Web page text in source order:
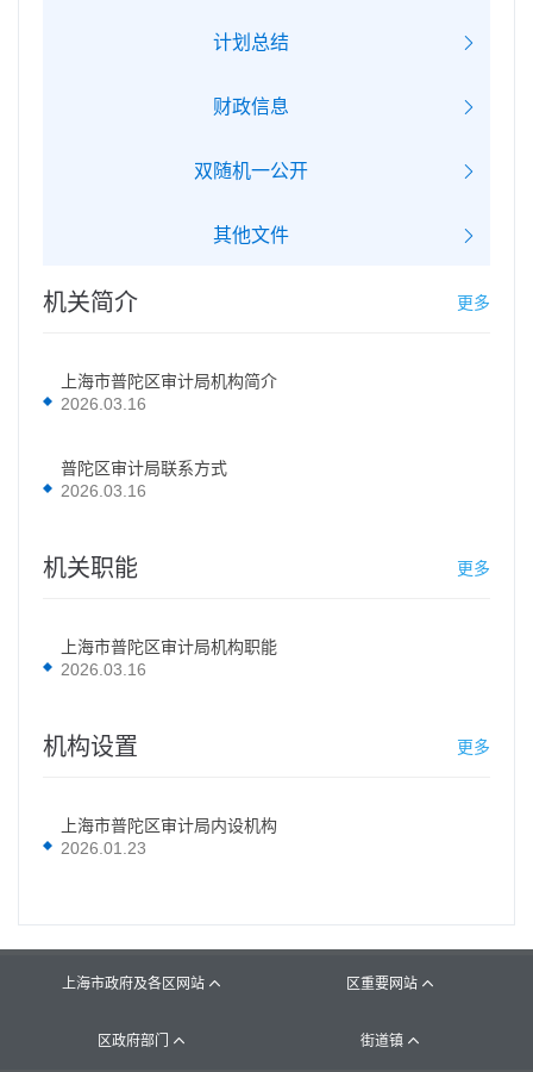
计划总结
财政信息
双随机一公开
其他文件
机关简介 更多
上海市普陀区审计局机构简介
2026.03.16
普陀区审计局联系方式
2026.03.16
机关职能 更多
上海市普陀区审计局机构职能
2026.03.16
机构设置 更多
上海市普陀区审计局内设机构
2026.01.23
上海市政府及各区网站  区重要网站 
区政府部门  街道镇 